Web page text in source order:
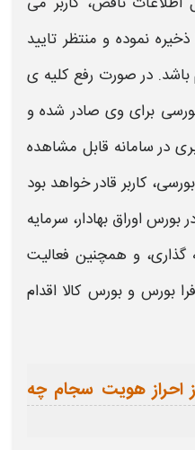
نموده و منتظر تایید
باشد. در صورت رفع کلیه‌ ی
برای وی صادر شده و
در سامانه قابل مشاهده
کاربر قادر خواهد بود
اوراق‌ بهادار، سرمایه‌
و همچنین فعالیت
بورس و بورس کالا اقدام
احراز هویت سجام چه